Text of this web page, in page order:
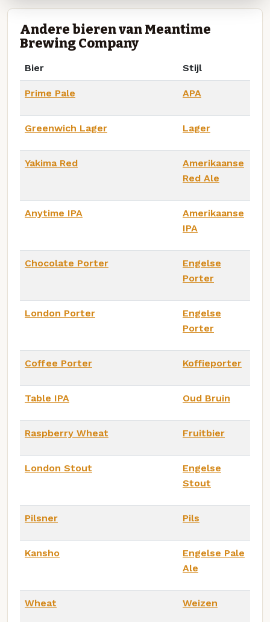
Andere bieren van Meantime
Brewing Company
Bier Stijl
Prime Pale APA
Greenwich Lager Lager
Yakima Red
Amerikaanse
Red Ale
Anytime IPA
Amerikaanse
IPA
Chocolate Porter
Engelse
Porter
London Porter
Engelse
Porter
Coffee Porter Koffieporter
Table IPA Oud Bruin
Raspberry Wheat Fruitbier
London Stout
Engelse
Stout
Pilsner Pils
Kansho
Engelse Pale
Ale
Wheat Weizen